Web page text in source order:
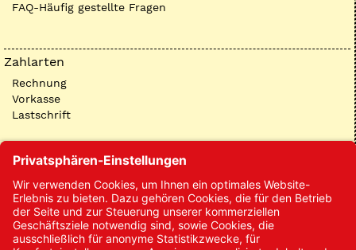
FAQ-Häufig gestellte Fragen
Zahlarten
Rechnung
Vorkasse
Lastschrift
Kontakt
Kontakt/Anfrage
Neukundenanmeldung